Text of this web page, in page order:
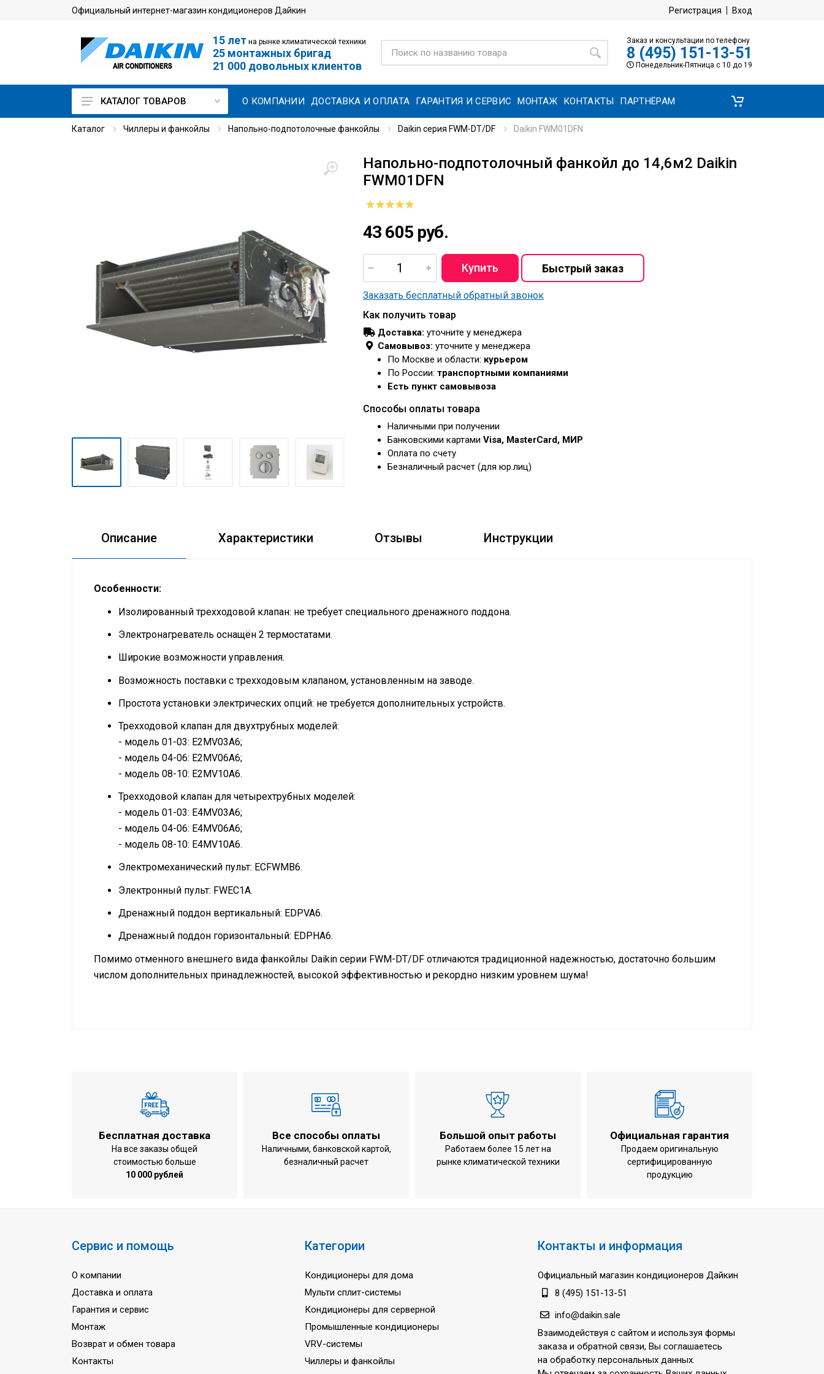
Официальный интернет-магазин кондиционеров Дайкин Регистрация Вход
15 лет на рынке климатической техники
25 монтажных бригад
21 000 довольных клиентов
Заказ и консультации по телефону
8 (495) 151-13-51
Понедельник-Пятница с 10 до 19
Кондиционеры для дома
Чиллеры и фанкойлы
Очистители воздуха
Аксессуары
Кондиционеры Freshzone
КАТАЛОГ ТОВАРОВ О КОМПАНИИ ДОСТАВКА И ОПЛАТА ГАРАНТИЯ И СЕРВИС МОНТАЖ КОНТАКТЫ ПАРТНЁРАМ
Каталог Чиллеры и фанкойлы Напольно-подпотолочные фанкойлы Daikin серия FWM-DT/DF Daikin FWM01DFN
Напольно-подпотолочный фанкойл до 14,6м2 Daikin
FWM01DFN
43 605 руб.
Заказать бесплатный обратный звонок
Как получить товар
Доставка: уточните у менеджера
Самовывоз: уточните у менеджера
По Москве и области: курьером
По России: транспортными компаниями
Есть пункт самовывоза
Способы оплаты товара
Наличными при получении
Банковскими картами Visa, MasterCard, МИР
Оплата по счету
Безналичный расчет (для юр.лиц)
Описание Характеристики Отзывы Инструкции
Особенности:
Изолированный трехходовой клапан: не требует специального дренажного поддона.
Электронагреватель оснащён 2 термостатами.
Широкие возможности управления.
Возможность поставки с трехходовым клапаном, установленным на заводе.
Простота установки электрических опций: не требуется дополнительных устройств.
Трехходовой клапан для двухтрубных моделей:
- модель 01-03: E2MV03A6;
- модель 04-06: E2MV06A6;
- модель 08-10: E2MV10A6.
Трехходовой клапан для четырехтрубных моделей:
- модель 01-03: E4MV03A6;
- модель 04-06: E4MV06A6;
- модель 08-10: E4MV10A6.
Электромеханический пульт: ECFWMB6.
Электронный пульт: FWEC1A.
Дренажный поддон вертикальный: EDPVA6.
Дренажный поддон горизонтальный: EDPHA6.
Помимо отменного внешнего вида фанкойлы Daikin серии FWM-DT/DF отличаются традиционной надежностью, достаточно большим
числом дополнительных принадлежностей, высокой эффективностью и рекордно низким уровнем шума!
Габариты внутреннего блока
Потребляемая мощность при охлаждении
0,037 кВт
Потребляемая мощность при обогреве
0,037 кВт
Расход воздуха
Водные соединения
0,5 дюйма
Уровень шума
48 дБ
220-240 В
Частота тока
Гарантия
3 года
Бесплатная доставка
На все заказы общей
стоимостью больше
10 000 рублей
Все способы оплаты
Наличными, банковской картой,
безналичный расчет
Большой опыт работы
Работаем более 15 лет на
рынке климатической техники
Официальная гарантия
Продаем оригинальную
сертифицированную
продукцию
Сервис и помощь
О компании
Доставка и оплата
Гарантия и сервис
Монтаж
Возврат и обмен товара
Контакты
Категории
Кондиционеры для дома
Мульти сплит-системы
Кондиционеры для серверной
Промышленные кондиционеры
VRV-системы
Чиллеры и фанкойлы
Контакты и информация
Официальный магазин кондиционеров Дайкин
8 (495) 151-13-51
info@daikin.sale
Взаимодействуя с сайтом и используя формы
заказа и обратной связи, Вы соглашаетесь
на обработку персональных данных.